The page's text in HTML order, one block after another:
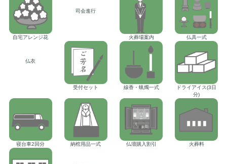
自宅アレンジ花
司会進行
火葬場案内 仏具一式
仏衣
受付セット 線香・蝋燭一式
ドライアイス(3日
分)
寝台車2回分 納棺用品一式 仏壇購入割引 火葬料